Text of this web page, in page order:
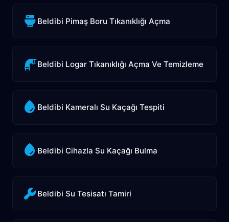
Beldibi Pimaş Boru Tıkanıklığı Açma
Beldibi Logar Tıkanıklığı Açma Ve Temizleme
Beldibi Kameralı Su Kaçağı Tespiti
Beldibi Cihazla Su Kaçağı Bulma
Beldibi Su Tesisatı Tamiri